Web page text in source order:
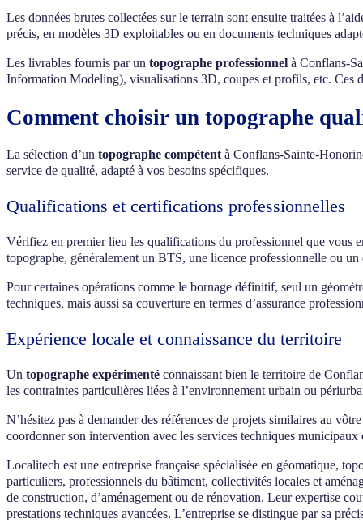
Les données brutes collectées sur le terrain sont ensuite traitées à
précis, en modèles 3D exploitables ou en documents techniques
Les livrables fournis par un topographe professionnel à Conflans-
Information Modeling), visualisations 3D, coupes et profils, etc. Ces
Comment choisir un topographe
La sélection d’un topographe compétent à Conflans-Sainte-
service de qualité, adapté à vos besoins spécifiques.
Qualifications et certifications professionnelles
Vérifiez en premier lieu les qualifications du professionnel que vous
topographe, généralement un BTS, une licence professionnelle ou
Pour certaines opérations comme le bornage définitif, seul un
techniques, mais aussi sa couverture en termes d’assurance
Expérience locale et connaissance du territoire
Un topographe expérimenté connaissant bien le territoire de
les contraintes particulières liées à l’environnement urbain ou
N’hésitez pas à demander des références de projets similaires au
coordonner son intervention avec les services techniques municipaux
Localitech est une entreprise française spécialisée en géomatique,
particuliers, professionnels du bâtiment, collectivités locales et
de construction, d’aménagement ou de rénovation. Leur expertise
prestations techniques avancées. L’entreprise se distingue par sa